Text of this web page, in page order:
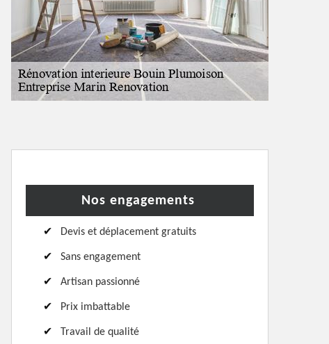
Nos engagements
Devis et déplacement gratuits
Sans engagement
Artisan passionné
Prix imbattable
Travail de qualité